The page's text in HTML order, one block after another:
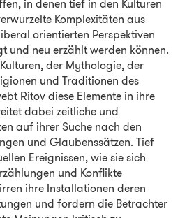
in denen tief in den Kulturen
Komplexitäten aus
orientierten Perspektiven
und neu erzählt werden können.
der Mythologie, der
und Traditionen des
Ritov diese Elemente in ihre
dabei zeitliche und
auf ihrer Suche nach den
und Glaubenssätzen. Tief
Ereignissen, wie sie sich
und Konflikte
ihre Installationen deren
und fordern die Betrachter